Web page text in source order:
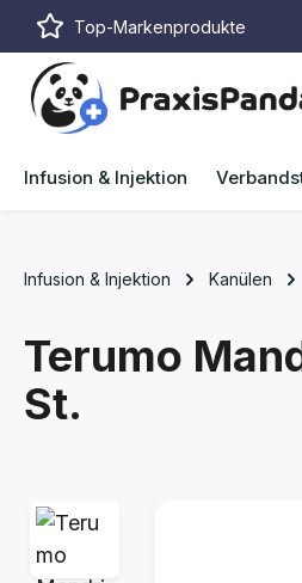
Hauptinhalt springen
Zur Suche springen
Zur Hauptnavigation
Top-Markenprodukte
Infusion & Injektion
Infusion & Injektion Kanülen
Terumo
St.
Bildergalerie überspringen